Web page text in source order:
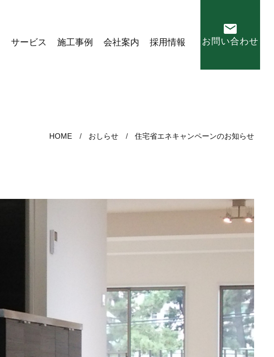
サービス 施工事例 会社案内 採用情報 お問い合わせ
HOME おしらせ 住宅省エネキャンペーンのお知らせ